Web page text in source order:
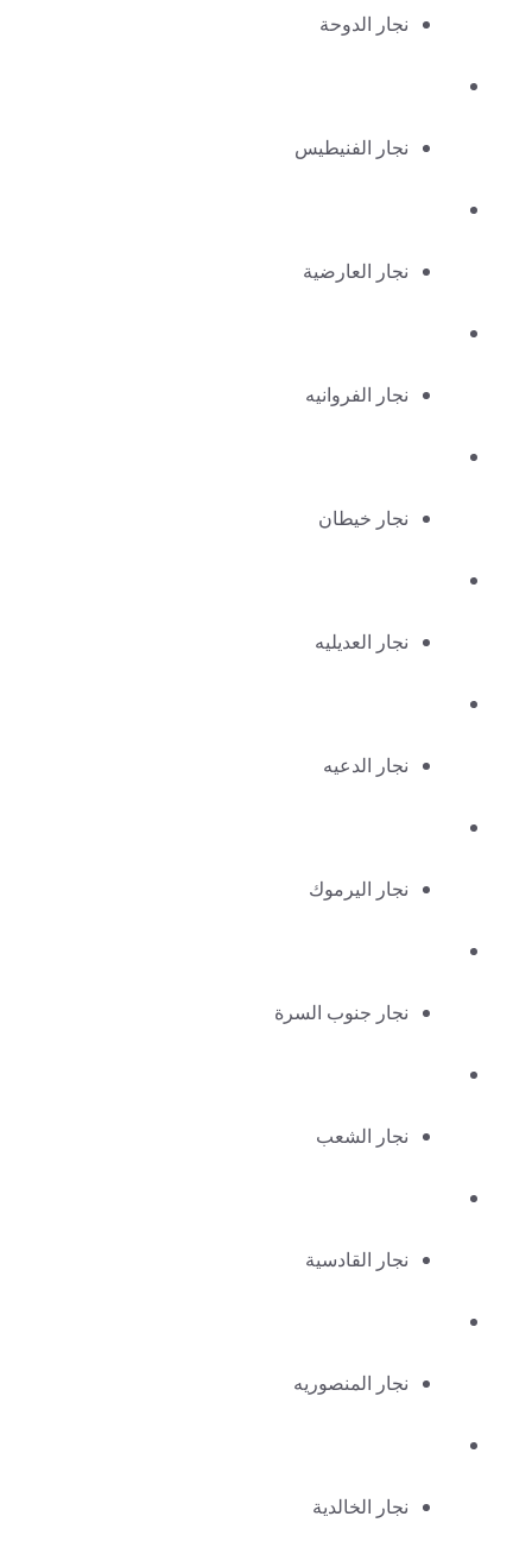
نجار الدوحة
نجار الفنيطيس
نجار العارضية
نجار الفروانيه
نجار خيطان
نجار العديليه
نجار الدعيه
نجار اليرموك
نجار جنوب السرة
نجار الشعب
نجار القادسية
نجار المنصوريه
نجار الخالدية